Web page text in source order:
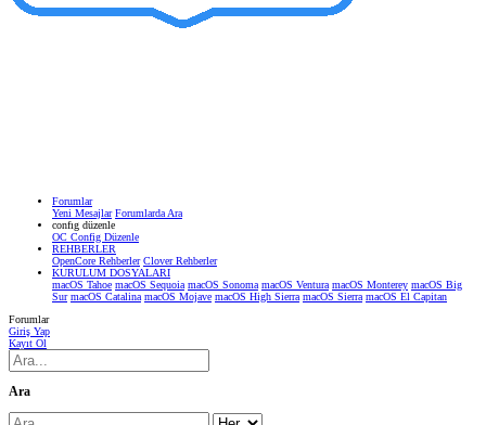
Forumlar
Yeni Mesajlar Forumlarda Ara
confıg düzenle
OC Config Düzenle
REHBERLER
OpenCore Rehberler Clover Rehberler
KURULUM DOSYALARI
macOS Tahoe macOS Sequoia macOS Sonoma macOS Ventura macOS Monterey macOS Big
Sur macOS Catalina macOS Mojave macOS High Sierra macOS Sierra macOS El Capitan
Forumlar
Giriş Yap
Kayıt Ol
Ara